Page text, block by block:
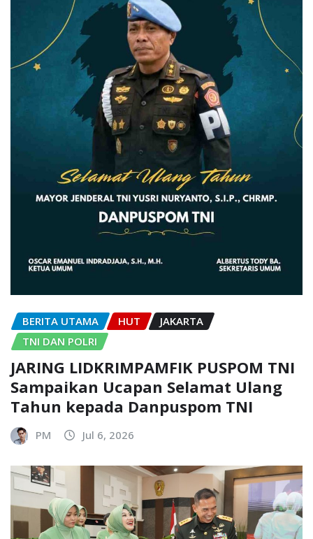
BERITA UTAMA HUT
JAKARTA
TNI DAN POLRI
JARING LIDKRIMPAMFIK PUSPOM TNI
Sampaikan Ucapan Selamat Ulang
Tahun kepada Danpuspom TNI
PM Jul 6, 2026